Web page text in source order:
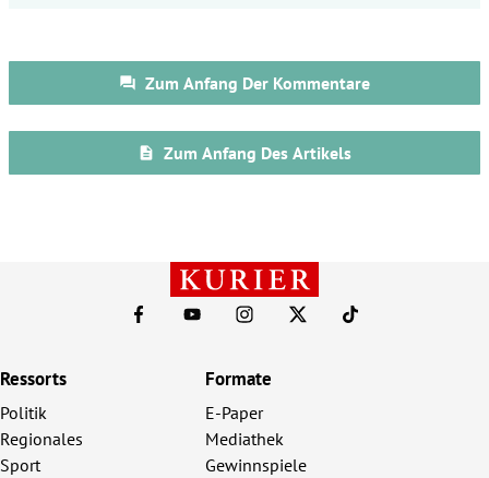
Ressorts
Politik
Regionales
Sport
Formate
E-Paper
Mediathek
Gewinnspiele